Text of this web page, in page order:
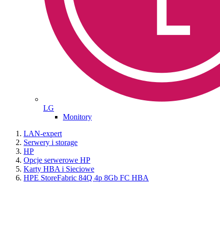
LG
Monitory
LAN-expert
Serwery i storage
HP
Opcje serwerowe HP
Karty HBA i Sieciowe
HPE StoreFabric 84Q 4p 8Gb FC HBA